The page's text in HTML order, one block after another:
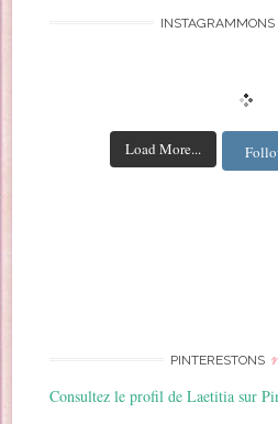
INSTAGRAMMONS
Load More...
PINTERESTONS
Consultez le profil de Laetitia sur